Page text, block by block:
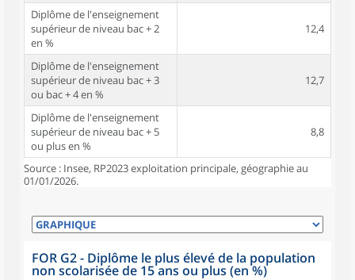
Diplôme de l'enseignement
supérieur de niveau bac + 2
en %
12,4
Diplôme de l'enseignement
supérieur de niveau bac + 3
ou bac + 4 en %
12,7
Diplôme de l'enseignement
supérieur de niveau bac + 5
ou plus en %
8,8
Source : Insee, RP2023 exploitation principale, géographie au
01/01/2026.
FOR G2 - Diplôme le plus élevé de la population
non scolarisée de 15 ans ou plus (en %)